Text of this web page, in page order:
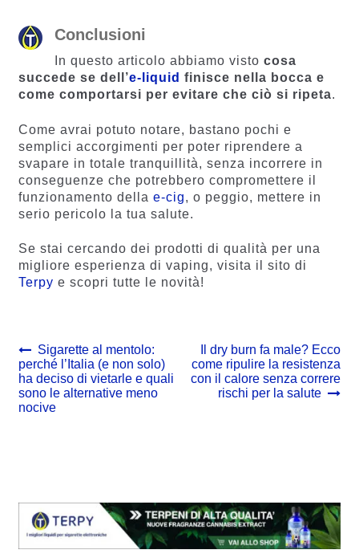
Conclusioni
In questo articolo abbiamo visto cosa
succede se dell’e-liquid finisce nella bocca e
come comportarsi per evitare che ciò si ripeta.
Come avrai potuto notare, bastano pochi e
semplici accorgimenti per poter riprendere a
svapare in totale tranquillità, senza incorrere in
conseguenze che potrebbero compromettere il
funzionamento della e-cig, o peggio, mettere in
serio pericolo la tua salute.
Se stai cercando dei prodotti di qualità per una
migliore esperienza di vaping, visita il sito di
Terpy e scopri tutte le novità!
Navigazione
articoli
Previous
post:
Sigarette al mentolo:
perché l’Italia (e non solo)
ha deciso di vietarle e quali
sono le alternative meno
nocive
Next
post:
Il dry burn fa male? Ecco
come ripulire la resistenza
con il calore senza correre
rischi per la salute